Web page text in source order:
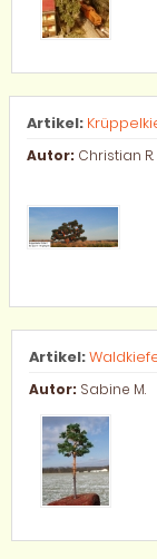
Artikel:
Autor: Christian R.
Artikel:
Autor: Sabine M.